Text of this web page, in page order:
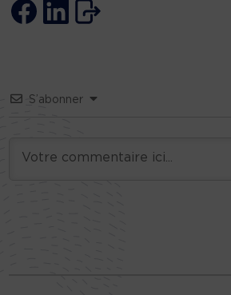
S’abonner